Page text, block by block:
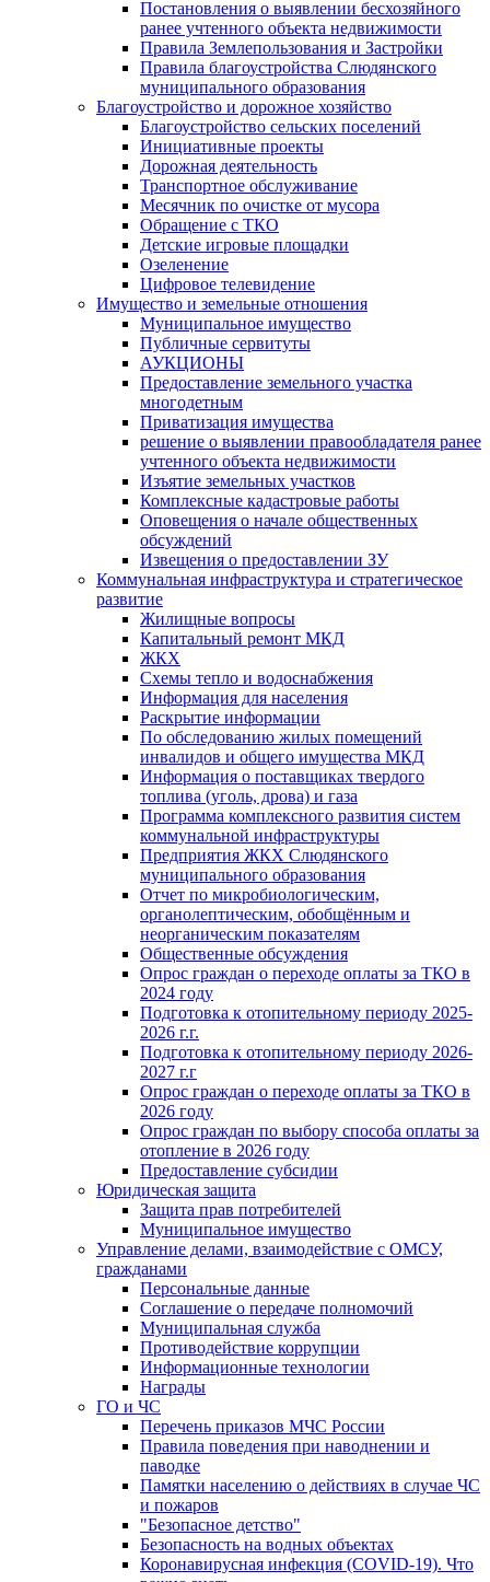
Постановления о выявлении бесхозяйного
ранее учтенного объекта недвижимости
Правила Землепользования и Застройки
Правила благоустройства Слюдянского
муниципального образования
Благоустройство и дорожное хозяйство
Благоустройство сельских поселений
Инициативные проекты
Дорожная деятельность
Транспортное обслуживание
Месячник по очистке от мусора
Обращение с ТКО
Детские игровые площадки
Озеленение
Цифровое телевидение
Имущество и земельные отношения
Муниципальное имущество
Публичные сервитуты
АУКЦИОНЫ
Предоставление земельного участка
многодетным
Приватизация имущества
решение о выявлении правообладателя ранее
учтенного объекта недвижимости
Изъятие земельных участков
Комплексные кадастровые работы
Оповещения о начале общественных
обсуждений
Извещения о предоставлении ЗУ
Коммунальная инфраструктура и стратегическое
развитие
Жилищные вопросы
Капитальный ремонт МКД
ЖКХ
Схемы тепло и водоснабжения
Информация для населения
Раскрытие информации
По обследованию жилых помещений
инвалидов и общего имущества МКД
Информация о поставщиках твердого
топлива (уголь, дрова) и газа
Программа комплексного развития систем
коммунальной инфраструктуры
Предприятия ЖКХ Слюдянского
муниципального образования
Отчет по микробиологическим,
органолептическим, обобщённым и
неорганическим показателям
Общественные обсуждения
Опрос граждан о переходе оплаты за ТКО в
2024 году
Подготовка к отопительному периоду 2025-
2026 г.г.
Подготовка к отопительному периоду 2026-
2027 г.г
Опрос граждан о переходе оплаты за ТКО в
2026 году
Опрос граждан по выбору способа оплаты за
отопление в 2026 году
Предоставление субсидии
Юридическая защита
Защита прав потребителей
Муниципальное имущество
Управление делами, взаимодействие с ОМСУ,
гражданами
Персональные данные
Соглашение о передаче полномочий
Муниципальная служба
Противодействие коррупции
Информационные технологии
Награды
ГО и ЧС
Перечень приказов МЧС России
Правила поведения при наводнении и
паводке
Памятки населению о действиях в случае ЧС
и пожаров
"Безопасное детство"
Безопасность на водных объектах
Коронавирусная инфекция (COVID-19). Что